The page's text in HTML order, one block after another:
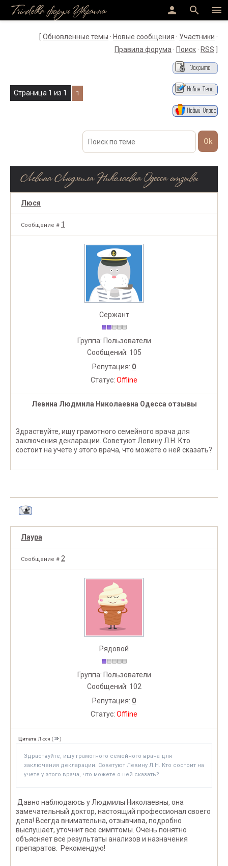
menu
search
person
Trindelka форум Украина
Обновленные темы · Новые сообщения · Участники ·
Правила форума · Поиск · RSS
Страница 1 из 1 1
Левина Людмила Николаевна Одесса отзывы
Люся
Сообщение # 1
Сержант
Группа: Пользователи
Сообщений: 105
Репутация: 0
Статус: Offline
Левина Людмила Николаевна Одесса отзывы
Здраствуйте, ищу грамотного семейного врача для
заключения декларации. Советуют Левину Л.Н. Кто
состоит на учете у этого врача, что можете о ней сказать?
Лаура
Сообщение # 2
Рядовой
Группа: Пользователи
Сообщений: 102
Репутация: 0
Статус: Offline
Цитата Люся ( )
Здраствуйте, ищу грамотного семейного врача для
заключения декларации. Советуют Левину Л.Н. Кто состоит на
учете у этого врача, что можете о ней сказать?
Давно наблюдаюсь у Людмилы Николаевны, она
замечательный доктор, настоящий профессионал своего
дела! Всегда внимательна, отзывчива, подробно
выслушает, уточнит все симптомы. Очень понятно
объясняет все результаты анализов и назначения
препаратов. Рекомендую!